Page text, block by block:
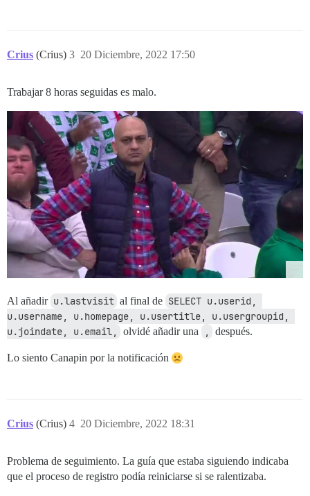
Crius (Crius) 20 Diciembre, 2022 17:50
3
Trabajar 8 horas seguidas es malo.
Al añadir u.lastvisit al final de SELECT u.userid,
u.username, u.homepage, u.usertitle, u.usergroupid,
u.joindate, u.email,
olvidé añadir una , después.
Lo siento Canapin por la notificación
Crius (Crius) 20 Diciembre, 2022 18:31
4
Problema de seguimiento. La guía que estaba siguiendo indicaba
que el proceso de registro podía reiniciarse si se ralentizaba.